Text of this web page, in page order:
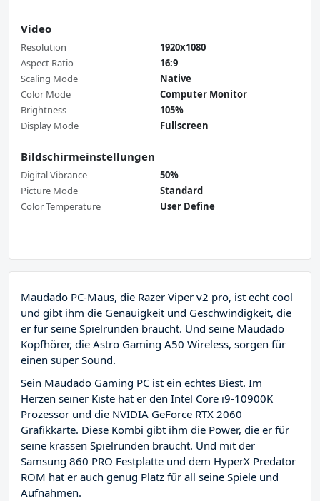
Video
Resolution
1920x1080
Aspect Ratio
16:9
Scaling Mode
Native
Color Mode
Computer Monitor
Brightness
105%
Display Mode
Fullscreen
Bildschirmeinstellungen
Digital Vibrance
50%
Picture Mode
Standard
Color Temperature
User Define
Maudado PC-Maus, die Razer Viper v2 pro, ist echt cool
und gibt ihm die Genauigkeit und Geschwindigkeit, die
er für seine Spielrunden braucht. Und seine Maudado
Kopfhörer, die Astro Gaming A50 Wireless, sorgen für
einen super Sound.
Sein Maudado Gaming PC ist ein echtes Biest. Im
Herzen seiner Kiste hat er den Intel Core i9-10900K
Prozessor und die NVIDIA GeForce RTX 2060
Grafikkarte. Diese Kombi gibt ihm die Power, die er für
seine krassen Spielrunden braucht. Und mit der
Samsung 860 PRO Festplatte und dem HyperX Predator
ROM hat er auch genug Platz für all seine Spiele und
Aufnahmen.